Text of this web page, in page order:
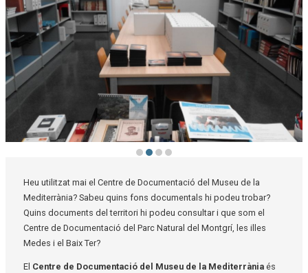
Heu utilitzat mai el Centre de Documentació del Museu de la
Mediterrània? Sabeu quins fons documentals hi podeu trobar?
Quins documents del territori hi podeu consultar i que som el
Centre de Documentació del Parc Natural del Montgrí, les illes
Medes i el Baix Ter?
El Centre de Documentació del Museu de la Mediterràniaés